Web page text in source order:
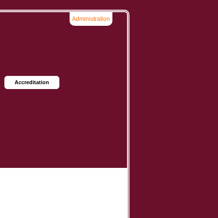
Administration
Accreditation